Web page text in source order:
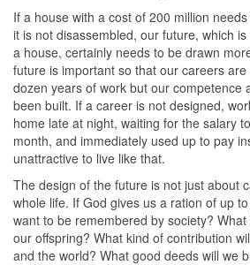
If a house with a cost of 200 million
it is not disassembled, our future, which
a house, certainly needs to be drawn
future is important so that our careers
dozen years of work but our competence
been built. If a career is not designed,
home late at night, waiting for the salary
month, and immediately used up to pay
unattractive to live like that.
The design of the future is not just about
whole life. If God gives us a ration of up
want to be remembered by society?
our offspring? What kind of contribution
and the world? What good deeds will we